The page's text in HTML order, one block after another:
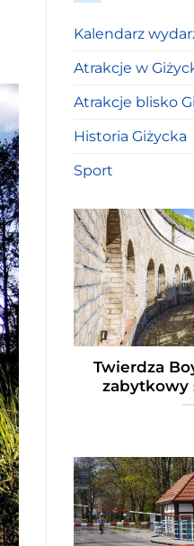
Kalendarz
Atrakcje w
Atrakcje blisko
Historia Giżycka
Sport
Twierdza
zabytkowy